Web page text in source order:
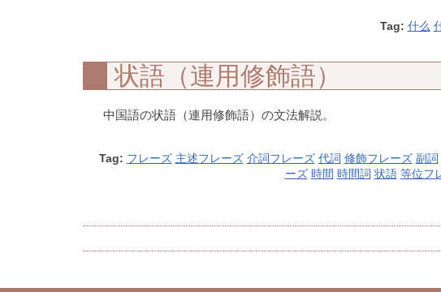
Tag: 什么
状語（連用修飾語）
中国語の状語（連用修飾語）の文法解説。
Tag: フレーズ 主述フレーズ 介詞フレーズ 代詞 修飾フレーズ 副詞
ーズ 時間 時間詞 状語 等位フ